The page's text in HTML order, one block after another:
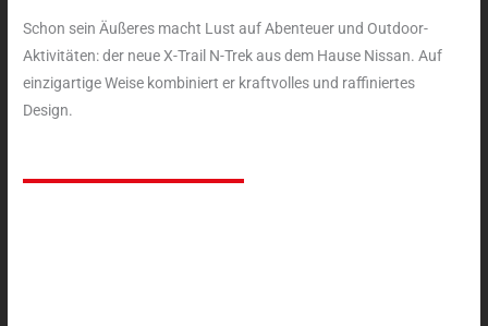
Schon sein Äußeres macht Lust auf Abenteuer und Outdoor-
Aktivitäten: der neue X-Trail N-Trek aus dem Hause Nissan. Auf
einzigartige Weise kombiniert er kraftvolles und raffiniertes
Design.